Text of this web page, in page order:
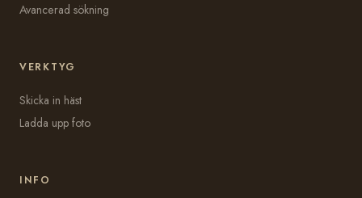
Avancerad sökning
VERKTYG
Skicka in häst
Ladda upp foto
INFO